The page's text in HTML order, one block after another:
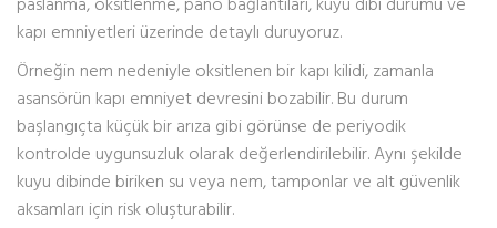
kapı emniyetleri üzerinde detaylı duruyoruz.
Örneğin nem nedeniyle oksitlenen bir kapı kilidi, zamanla
asansörün kapı emniyet devresini bozabilir. Bu durum
başlangıçta küçük bir arıza gibi görünse de periyodik
kontrolde uygunsuzluk olarak değerlendirilebilir. Aynı şekilde
kuyu dibinde biriken su veya nem, tamponlar ve alt güvenlik
aksamları için risk oluşturabilir.